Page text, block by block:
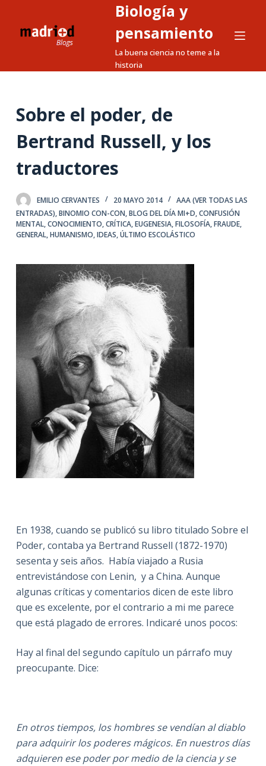
a
n
e
n
o
Biología y
pensamiento
La buena ciencia no teme a la
historia
Sobre el poder, de
Bertrand Russell, y los
traductores
EMILIO CERVANTES 20 MAYO 2014
AAA (VER TODAS LAS
ENTRADAS),BINOMIO CON-CON,BLOG DEL DÍA MI+D,CONFUSIÓN
MENTAL,CONOCIMIENTO,CRÍTICA,EUGENESIA,FILOSOFÍA,FRAUDE,
GENERAL,HUMANISMO,IDEAS,ÚLTIMO ESCOLÁSTICO
En 1938, cuando se publicó su libro titulado Sobre el
Poder, contaba ya Bertrand Russell (1872-1970)
sesenta y seis años. Había viajado a Rusia
entrevistándose con Lenin, y a China. Aunque
algunas críticas y comentarios dicen de este libro
que es excelente, por el contrario a mi me parece
que está plagado de errores. Indicaré unos pocos:
Hay al final del segundo capítulo un párrafo muy
preocupante. Dice:
En otros tiempos, los hombres se vendían al diablo
para adquirir los poderes mágicos. En nuestros días
adquieren ese poder por medio de la ciencia y se